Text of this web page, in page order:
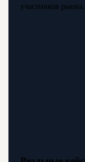
участников рынка.